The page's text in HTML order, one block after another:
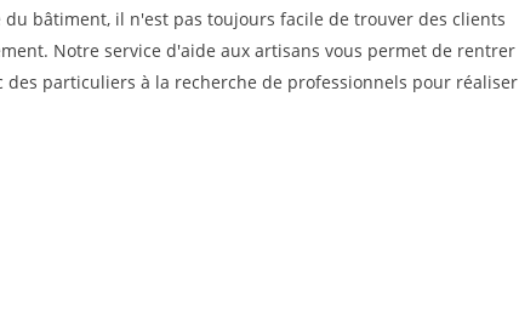
bâtiment, il n'est pas toujours facile de trouver des clients
Notre service d'aide aux artisans vous permet de rentrer
particuliers à la recherche de professionnels pour réaliser